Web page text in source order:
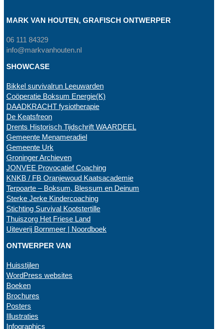
MARK VAN HOUTEN, GRAFISCH ONTWERPER
06 111 84329
info@markvanhouten.nl
SHOWCASE
Bikkel survivalrun Leeuwarden
Coöperatie Boksum Energie(K)
DAADKRACHT fysiotherapie
De Keatsfreon
Drents Historisch Tijdschrift WAARDEEL
Gemeente Menameradiel
Gemeente Urk
Groninger Archieven
JONVEE Provocatief Coaching
KNKB / FB Oranjewoud Kaatsacademie
Terpoarte – Boksum, Blessum en Deinum
Sterke Jerke Kindercoaching
Stichting Survival Kootstertille
Thuiszorg Het Friese Land
Uiteverij Bornmeer | Noordboek
ONTWERPER VAN
Huisstijlen
WordPress websites
Boeken
Brochures
Posters
Illustraties
Infographics